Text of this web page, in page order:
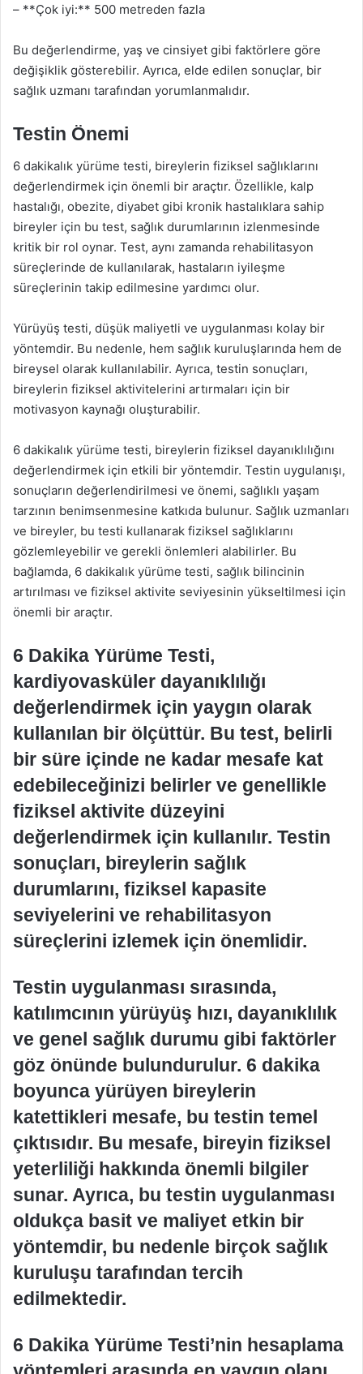
– **Çok iyi:** 500 metreden fazla
Bu değerlendirme, yaş ve cinsiyet gibi faktörlere göre
değişiklik gösterebilir. Ayrıca, elde edilen sonuçlar, bir
sağlık uzmanı tarafından yorumlanmalıdır.
Testin Önemi
6 dakikalık yürüme testi, bireylerin fiziksel sağlıklarını
değerlendirmek için önemli bir araçtır. Özellikle, kalp
hastalığı, obezite, diyabet gibi kronik hastalıklara sahip
bireyler için bu test, sağlık durumlarının izlenmesinde
kritik bir rol oynar. Test, aynı zamanda rehabilitasyon
süreçlerinde de kullanılarak, hastaların iyileşme
süreçlerinin takip edilmesine yardımcı olur.
Yürüyüş testi, düşük maliyetli ve uygulanması kolay bir
yöntemdir. Bu nedenle, hem sağlık kuruluşlarında hem de
bireysel olarak kullanılabilir. Ayrıca, testin sonuçları,
bireylerin fiziksel aktivitelerini artırmaları için bir
motivasyon kaynağı oluşturabilir.
6 dakikalık yürüme testi, bireylerin fiziksel dayanıklılığını
değerlendirmek için etkili bir yöntemdir. Testin uygulanışı,
sonuçların değerlendirilmesi ve önemi, sağlıklı yaşam
tarzının benimsenmesine katkıda bulunur. Sağlık uzmanları
ve bireyler, bu testi kullanarak fiziksel sağlıklarını
gözlemleyebilir ve gerekli önlemleri alabilirler. Bu
bağlamda, 6 dakikalık yürüme testi, sağlık bilincinin
artırılması ve fiziksel aktivite seviyesinin yükseltilmesi için
önemli bir araçtır.
6 Dakika Yürüme Testi,
kardiyovasküler dayanıklılığı
değerlendirmek için yaygın olarak
kullanılan bir ölçüttür. Bu test, belirli
bir süre içinde ne kadar mesafe kat
edebileceğinizi belirler ve genellikle
fiziksel aktivite düzeyini
değerlendirmek için kullanılır. Testin
sonuçları, bireylerin sağlık
durumlarını, fiziksel kapasite
seviyelerini ve rehabilitasyon
süreçlerini izlemek için önemlidir.
Testin uygulanması sırasında,
katılımcının yürüyüş hızı, dayanıklılık
ve genel sağlık durumu gibi faktörler
göz önünde bulundurulur. 6 dakika
boyunca yürüyen bireylerin
katettikleri mesafe, bu testin temel
çıktısıdır. Bu mesafe, bireyin fiziksel
yeterliliği hakkında önemli bilgiler
sunar. Ayrıca, bu testin uygulanması
oldukça basit ve maliyet etkin bir
yöntemdir, bu nedenle birçok sağlık
kuruluşu tarafından tercih
edilmektedir.
6 Dakika Yürüme Testi’nin hesaplama